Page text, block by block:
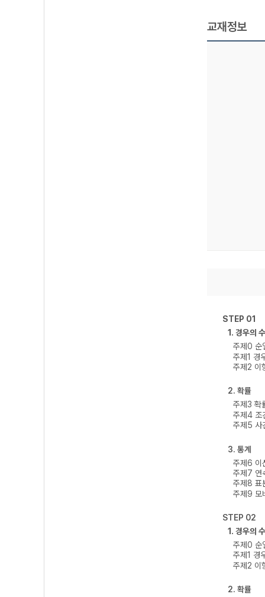
교재정보
STEP 01
1. 경우의 수
주제0 순
주제1 경
주제2 이
2. 확률
주제3 확
주제4 조
주제5 사
3. 통계
주제6 이
주제7 연
주제8 표
주제9 모
STEP 02
1. 경우의 수
주제0 순
주제1 경
주제2 이
2. 확률